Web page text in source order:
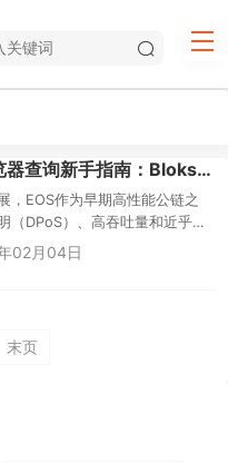
EOS区块链浏览器查询新手指南：Bloks.io、EOS Authority、EOSFlare.io使用教程与详解
，EOS作为早期高性能公链之
（DPoS）、高吞吐量和近乎零
常困惑：如何查看我的EOS转
02月04日
末页